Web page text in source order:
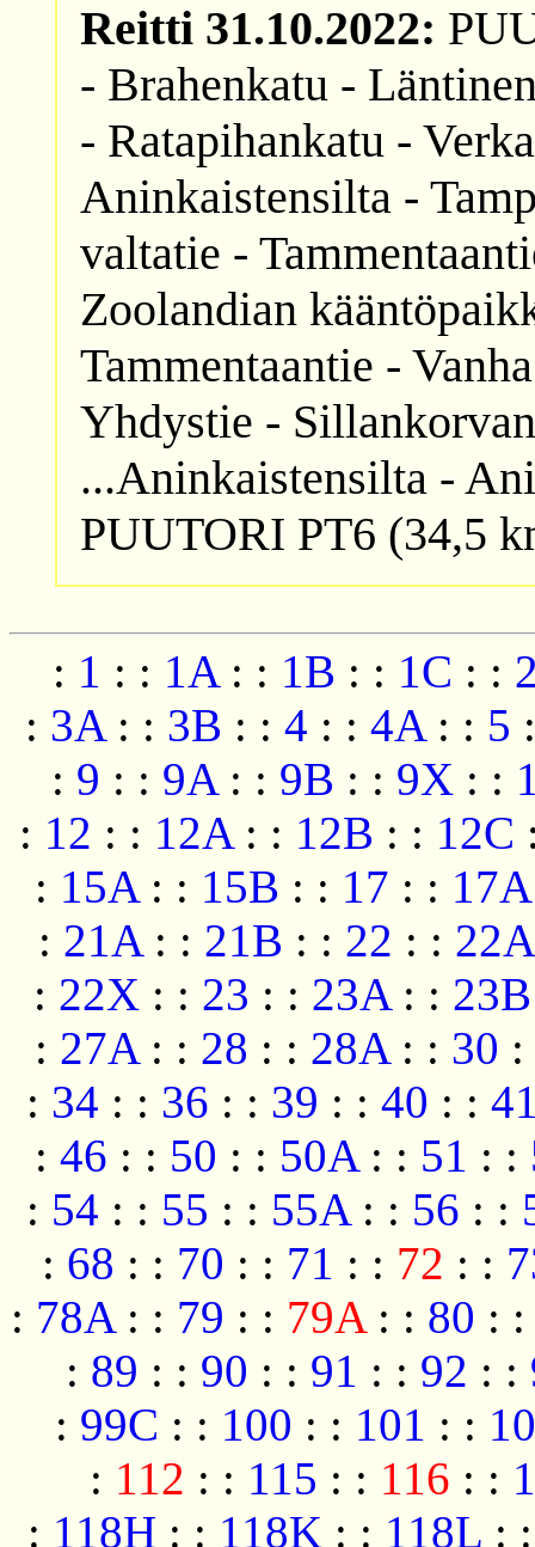
Reitti 31.10.2022:
- Brahenkatu -
- Ratapihankatu -
Aninkaistensilta -
valtatie -
Zoolandian
Tammentaantie -
Yhdystie -
...Aninkaistensilta -
PUUTORI PT6 (34,5
: 1 : : 1A: : 1B : : 1C : :
: 3A: : 3B : : 4 : : 4A: : 5 :
: 9 : : 9A: : 9B : : 9X : :
: 12 : : 12A: : 12B : : 12C
: 15A: : 15B : : 17 : : 17A
: 21A: : 21B : : 22 : : 22A
: 22X : : 23 : : 23A: : 23B
: 27A: : 28 : : 28A: : 30 :
: 34 : : 36 : : 39 : : 40 : :
: 46 : : 50 : : 50A: : 51 : :
: 54 : : 55 : : 55A: : 56 : :
: 68 : : 70 : : 71 : : 72 : :
: 78A: : 79 : : 79A: : 80 :
: 89 : : 90 : : 91 : : 92 : :
: 99C : : 100 : : 101 : :
: 112 : : 115 : : 116 : :
: 118H : : 118K : : 118L :